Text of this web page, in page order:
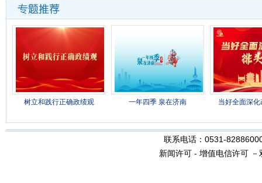
树立和践行正确政绩观 一年四季 泉在济南 当好全面深
联系电话：0531-
新闻许可- 增值电信许可－